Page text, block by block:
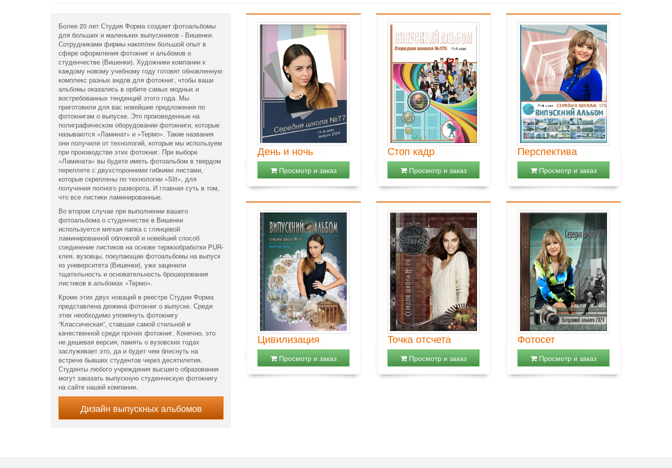
Более 20 лет Студия Форма создает фотоальбомы
для больших и маленьких выпускников - Вишенки.
Сотрудниками фирмы накоплен большой опыт в
сфере оформления фотокниг и альбомов о
студенчестве (Вишенки). Художники компании к
каждому новому учебному году готовят обновленную
комплекс разных видов для фотокниг, чтобы ваши
альбомы оказались в орбите самых модных и
востребованных тенденций этого года. Мы
приготовили для вас новейшие предложения по
фотокнигам о выпуске. Это произведенные на
полиграфическом оборудовании фотокниги, которые
называются «Ламинат» и «Термо». Такие названия
они получили от технологий, которые мы используем
при производстве этих фотокниг. При выборе
«Ламината» вы будете иметь фотоальбом в твердом
переплете с двухсторонними гибкими листами,
которые скреплены по технологии «Slit», для
получения полного разворота. И главная суть в том,
что все листики ламинированные.
Во втором случае при выполнении вашего
фотоальбома о студенчестве в Вишенки
используется мягкая папка с глянцевой
ламинированной обложкой и новейший способ
соединение листиков на основе термообработки PUR-
клея. вузовцы, покупающие фотоальбомы на выпуск
из университета (Вишенки), уже заценили
тщательность и основательность брошюрования
листиков в альбомах «Термо».
Кроме этих двух новаций в реестре Студии Форма
представлена дюжина фотокниг о выпуске. Среди
этих необходимо упомянуть фотокнигу
“Классическая”, ставшая самой стильной и
качественной среди прочих фотокниг. Конечно, это
не дешевая версия, память о вузовских годах
заслуживает это, да и будет чем блеснуть на
встрече бывших студентов через десятилетия.
Студенты любого учреждения высшего образования
могут заказать выпускную студенческую фотокнигу
на сайте нашей компании.
Дизайн выпускных альбомов
День и ночь
Просмотр и заказ
Стоп кадр
Просмотр и заказ
Перспектива
Просмотр и заказ
Цивилизация
Просмотр и заказ
Точка отсчета
Просмотр и заказ
Фотосет
Просмотр и заказ